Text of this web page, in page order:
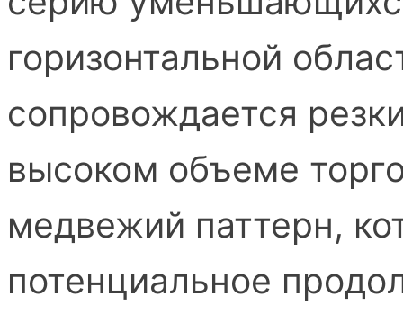
горизонтальной
сопровождается
высоком объеме
медвежий паттерн,
потенциальное